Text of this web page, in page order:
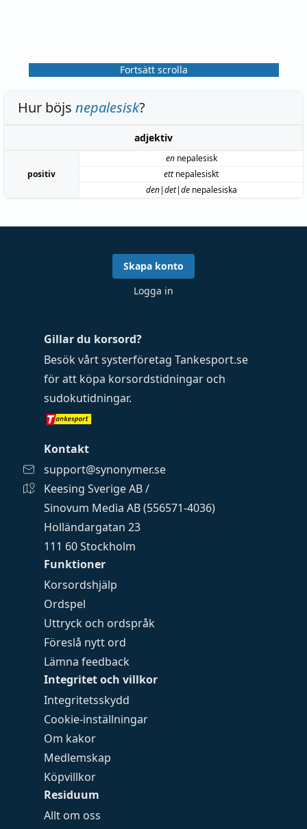
Fortsätt scrolla
Hur böjs nepalesisk?
adjektiv
positiv
ennepalesisk
ettnepalesiskt
den|det|denepalesiska
Funktioner
Korsordshjälp
Ordspel
Uttryck och ordspråk
Föreslå nytt ord
Lämna feedback
Integritet och villkor
Integritetsskydd
Cookie-inställningar
Om kakor
Medlemskap
Köpvillkor
Residuum
Allt om oss
Gillar du korsord?
Besök vårt systerföretag Tankesport.se
för att köpa korsordstidningar och
sudokutidningar.
Kontakt
support@synonymer.se
Keesing Sverige AB /
Sinovum Media AB (556571-4036)
Holländargatan 23
111 60 Stockholm
Skapa konto
Logga in